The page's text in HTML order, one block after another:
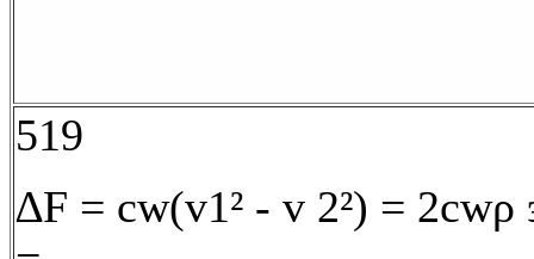
519
∆F = cw(v1² - v 2²) = 2cwρ